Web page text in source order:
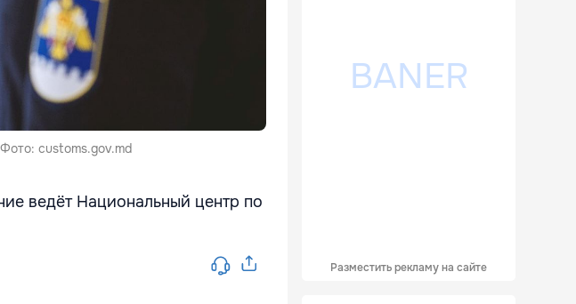
customs.gov.md
ведёт Национальный центр по
Разместить рекламу на сайте